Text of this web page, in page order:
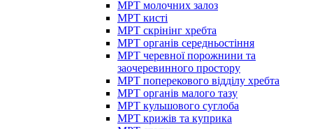
МРТ молочних залоз
МРТ кисті
МРТ скрінінг хребта
МРТ органів середньостіння
МРТ черевної порожнини та
заочеревинного простору
МРТ поперекового відділу хребта
МРТ органів малого тазу
МРТ кульшового суглоба
МРТ крижів та куприка